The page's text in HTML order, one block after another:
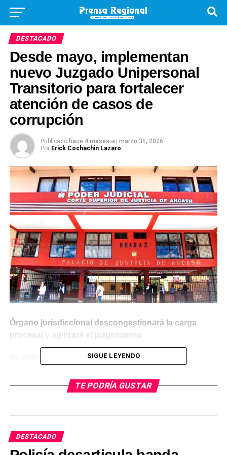
DESTACADO
Desde mayo, implementan
nuevo Juzgado Unipersonal
Transitorio para fortalecer
atención de casos de
corrupción
Publicado hace 4 meses en marzo 31, 2026
Por Erick Cochachin Lazaro
Órgano jurisdiccional descongestionará la carga
procesal y agilizará el juzgamiento
de delitos contra la administración pública.
El Consejo Ejecutivo del Poder Judicial (CEPJ)
dispuso la implementación de medidas orientadas a
corrupción de funcionarios en el distrito judicial de
000084-2026-CE-PJ.
SIGUE LEYENDO
TE PODRÍA GUSTAR
DESTACADO